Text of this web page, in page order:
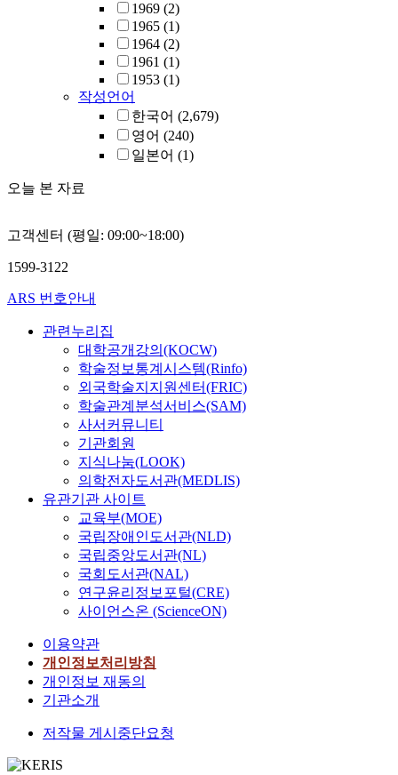
1969 (2)
1965 (1)
1964 (2)
1961 (1)
1953 (1)
작성언어
한국어 (2,679)
영어 (240)
일본어 (1)
오늘 본 자료
고객센터 (평일: 09:00~18:00)
1599-3122
ARS 번호안내
관련누리집
대학공개강의(KOCW)
학술정보통계시스템(Rinfo)
외국학술지지원센터(FRIC)
학술관계분석서비스(SAM)
사서커뮤니티
기관회원
지식나눔(LOOK)
의학전자도서관(MEDLIS)
유관기관 사이트
교육부(MOE)
국립장애인도서관(NLD)
국립중앙도서관(NL)
국회도서관(NAL)
연구윤리정보포털(CRE)
사이언스온 (ScienceON)
이용약관
개인정보처리방침
개인정보 재동의
기관소개
저작물 게시중단요청